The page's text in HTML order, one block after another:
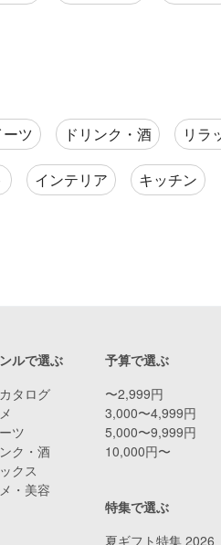
ツ ドリンク・酒 リラ
インテリア キッチン
予算で選ぶ
〜2,999円
3,000〜4,999円
5,000〜9,999円
10,000円〜
ルで選ぶ
タログ
ツ
ク・酒
クス
・美容
特集で選ぶ
夏ギフト特集 2026